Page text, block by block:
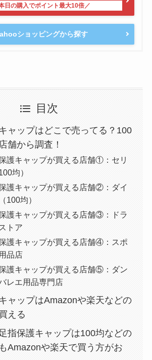
ショッピングから探す
目次
ャップはどこで売ってる？100
舗から調査！
護キャップが買える店舗①：セリ
均）
護キャップが買える店舗②：ダイ
100均）
護キャップが買える店舗③：ドラ
トア
護キャップが買える店舗④：スポ
品店
護キャップが買える店舗⑤：ダン
レエ用品専門店
ャップはAmazonや楽天などの
える
指保護キャップは100均などの
Amazonや楽天で買う方がお